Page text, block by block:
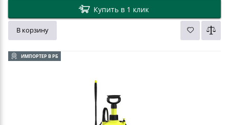
Купить в 1 клик
В корзину
ИМПОРТЕР В РБ